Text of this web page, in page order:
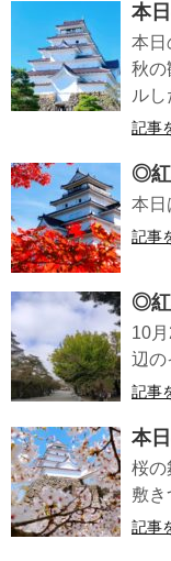
本
本日
秋の
ル
記事
◎紅
本日
記事
◎
10
辺の
記事
本
桜の
敷き
記事